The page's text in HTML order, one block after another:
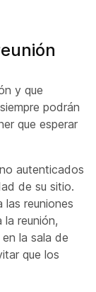
y que
podrán
que esperar
autenticados
de su sitio.
las reuniones
reunión,
la sala de
que los